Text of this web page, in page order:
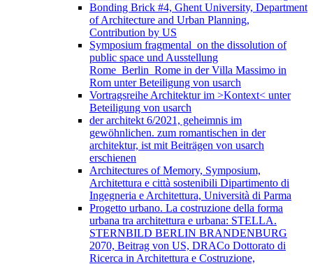
Bonding Brick #4, Ghent University, Department
of Architecture and Urban Planning,
Contribution by US
Symposium fragmental_on the dissolution of
public space und Ausstellung
Rome_Berlin_Rome in der Villa Massimo in
Rom unter Beteiligung von usarch
Vortragsreihe Architektur im >Kontext< unter
Beteiligung von usarch
der architekt 6/2021, geheimnis im
gewöhnlichen. zum romantischen in der
architektur, ist mit Beiträgen von usarch
erschienen
Architectures of Memory, Symposium,
Architettura e città sostenibili Dipartimento di
Ingegneria e Architettura, Università di Parma
Progetto urbano. La costruzione della forma
urbana tra architettura e urbana: STELLA.
STERNBILD BERLIN BRANDENBURG
2070, Beitrag von US, DRACo Dottorato di
Ricerca in Architettura e Costruzione,